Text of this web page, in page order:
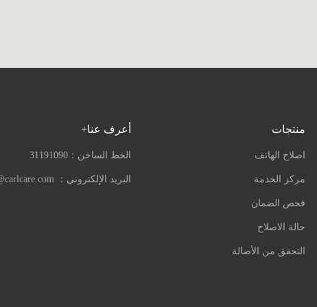
منتجات
اصلاح الهاتف
مركز الخدمة
فحص الضمان
حالة الاصلاح
التحقق من الأصالة
أعرف عنا+
الخط الساخن： 31191090
البريد الإلكتروني：